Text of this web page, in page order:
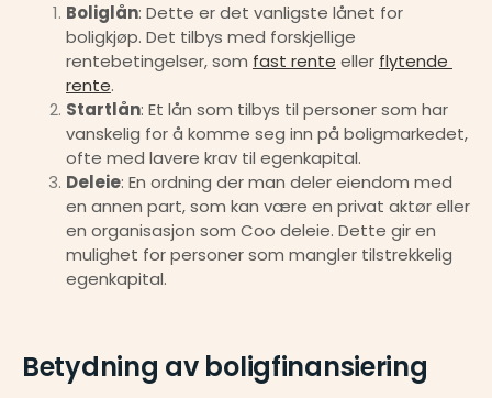
Boliglån: Dette er det vanligste lånet for
boligkjøp. Det tilbys med forskjellige
rentebetingelser, som fast rente eller flytende
rente.
Startlån: Et lån som tilbys til personer som har
vanskelig for å komme seg inn på boligmarkedet,
ofte med lavere krav til egenkapital.
Deleie: En ordning der man deler eiendom med
en annen part, som kan være en privat aktør eller
en organisasjon som Coo deleie. Dette gir en
mulighet for personer som mangler tilstrekkelig
egenkapital.
Betydning av boligfinansiering